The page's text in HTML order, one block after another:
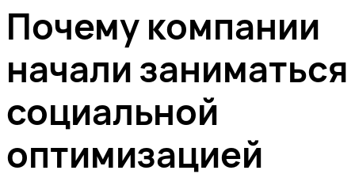
Почему компании
начали заниматься
социальной
оптимизацией